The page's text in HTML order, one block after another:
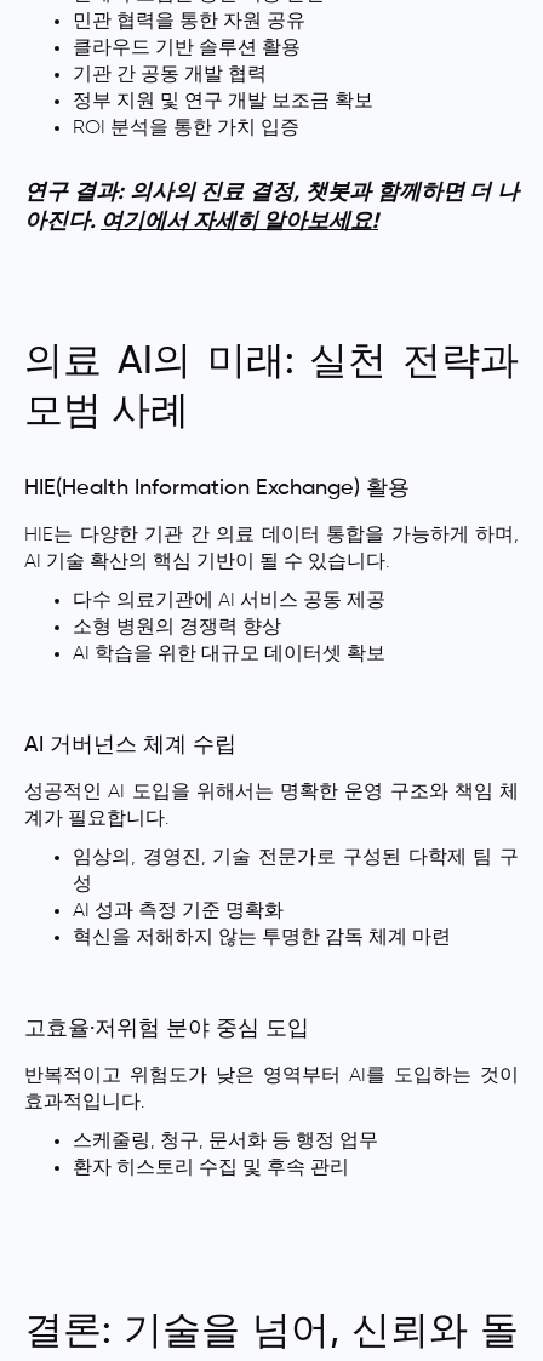
민관 협력을 통한 자원 공유
클라우드 기반 솔루션 활용
기관 간 공동 개발 협력
정부 지원 및 연구 개발 보조금 확보
ROI 분석을 통한 가치 입증
연구 결과: 의사의 진료 결정, 챗봇과 함께하면 더 나
아진다. 여기에서 자세히 알아보세요!
의료 AI의 미래: 실천 전략과
모범 사례
HIE(Health Information Exchange) 활용
HIE는 다양한 기관 간 의료 데이터 통합을 가능하게 하며,
AI 기술 확산의 핵심 기반이 될 수 있습니다.
다수 의료기관에 AI 서비스 공동 제공
소형 병원의 경쟁력 향상
AI 학습을 위한 대규모 데이터셋 확보
AI 거버넌스 체계 수립
성공적인 AI 도입을 위해서는 명확한 운영 구조와 책임 체
계가 필요합니다.
임상의, 경영진, 기술 전문가로 구성된 다학제 팀 구
성
AI 성과 측정 기준 명확화
혁신을 저해하지 않는 투명한 감독 체계 마련
고효율·저위험 분야 중심 도입
반복적이고 위험도가 낮은 영역부터 AI를 도입하는 것이
효과적입니다.
스케줄링, 청구, 문서화 등 행정 업무
환자 히스토리 수집 및 후속 관리
결론: 기술을 넘어, 신뢰와 돌